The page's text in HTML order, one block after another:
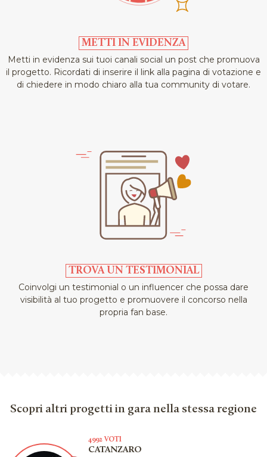
parco archeologico urbano “Gianmartino” di Tiriolo che
secolo a.C.. La seconda mission è quella di sostenere i
giovani artisti locali. Lo abbiamo sempre fatto e, anche
quest’anno, garantiremo a cantanti, musicisti, band
emergenti di farsi conoscere dal grande pubblico grazie
al talent “Next generation”.
METTI IN EVIDENZA
Metti in evidenza sui tuoi canali social un post che promuova
il progetto. Ricordati di inserire il link alla pagina di votazione e
di chiedere in modo chiaro alla tua community di votare.
TROVA UN TESTIMONIAL
Coinvolgi un testimonial o un influencer che possa dare
visibilità al tuo progetto e promuovere il concorso nella
propria fan base.
Scopri altri progetti in gara nella stessa regione
4992 VOTI
CATANZARO